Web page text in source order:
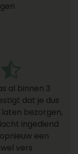
al binnen 3
dat je dus
bezorgen,
ingediend
een
vers